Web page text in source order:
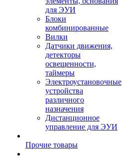
для ЭУИ
Блоки
комбинированные
Вилки
Датчики движения,
детекторы
освещенности,
таймеры
Электроустановочные
устройства
различного
назначения
Дистанционное
управление для ЭУИ
Прочие товары